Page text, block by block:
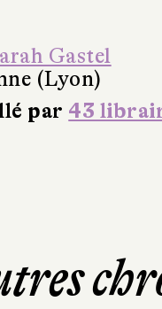
Gastel
(Lyon)
par 43